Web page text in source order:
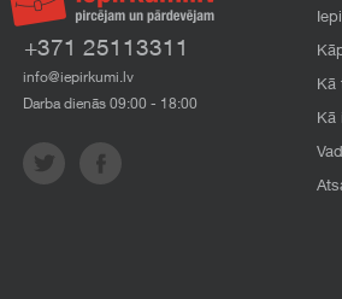
+371 25113311
info@iepirkumi.lv
Darba dienās 09:00 - 18:00
Kā
Kā